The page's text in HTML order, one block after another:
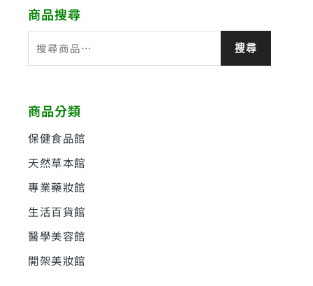
商品搜尋
尋
字
:
搜尋
商品分類
保健食品館
天然草本館
專業藥妝館
生活百貨館
醫學美容館
開架美妝館